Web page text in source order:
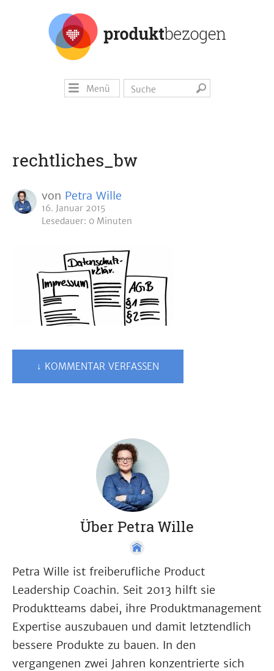
Menü
rechtliches_bw
von Petra Wille
16. Januar 2015
Lesedauer: 0 Minuten
↓ KOMMENTAR VERFASSEN
Über Petra Wille
Petra Wille ist freiberufliche Product
Leadership Coachin. Seit 2013 hilft sie
Produktteams dabei, ihre Produktmanagement
Expertise auszubauen und damit letztendlich
bessere Produkte zu bauen. In den
vergangenen zwei Jahren konzentrierte sich